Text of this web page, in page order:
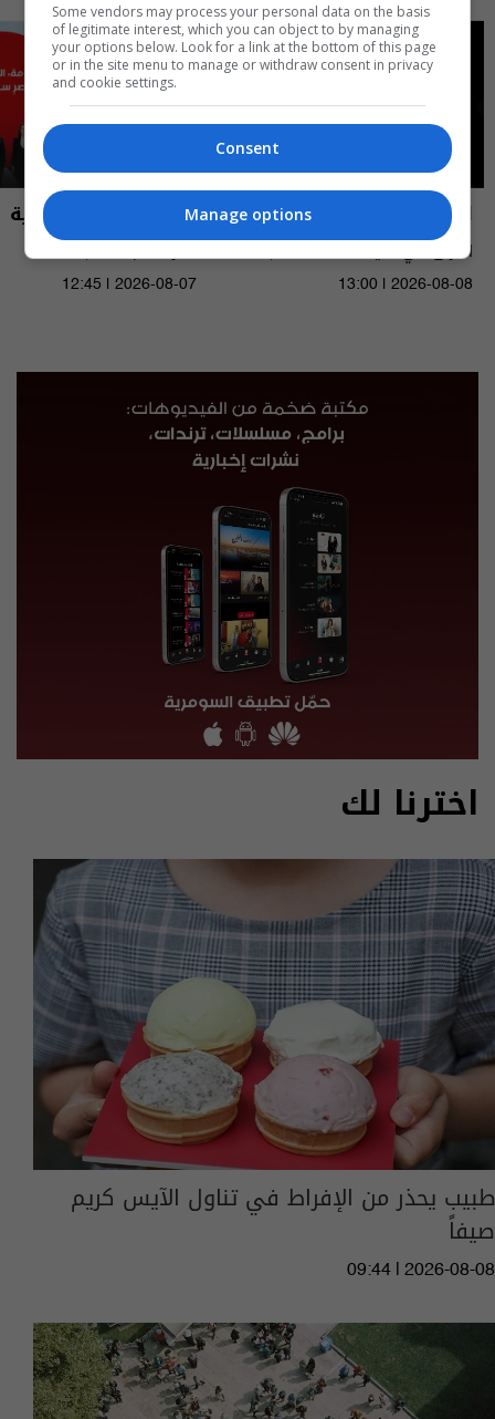
العراق في دقيقة
العراق في دقيقة 08-08-2026 | 2026
13:00 | 2026-08-08
نشرة أخبار السومرية
نشرة ٧ آب ٢٠٢٦ | 2026
12:45 | 2026-08-07
اخترنا لك
طبيب يحذر من الإفراط في تناول الآيس كريم
صيفاً
09:44 | 2026-08-08
Some vendors may process your personal data on the basis
of legitimate interest, which you can object to by managing
your options below. Look for a link at the bottom of this page
or in the site menu to manage or withdraw consent in privacy
and cookie settings.
Consent
Manage options